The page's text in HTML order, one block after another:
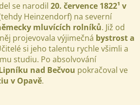
se narodil 20. července 1822¹ v
Heinzendorf) na severní
mluvících rolníků. Již od
projevovala výjimečná bystrost a
si jeho talentu rychle všimli a
studiu. Po absolvování
nad Bečvou pokračoval ve
v Opavě.